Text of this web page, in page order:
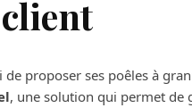
client
proposer ses poêles à
, une solution qui permet de